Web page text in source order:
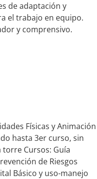
de adaptación y
el trabajo en equipo.
y comprensivo.
Físicas y Animación
hasta 3er curso, sin
Cursos: Guía
de Riesgos
Básico y uso-manejo